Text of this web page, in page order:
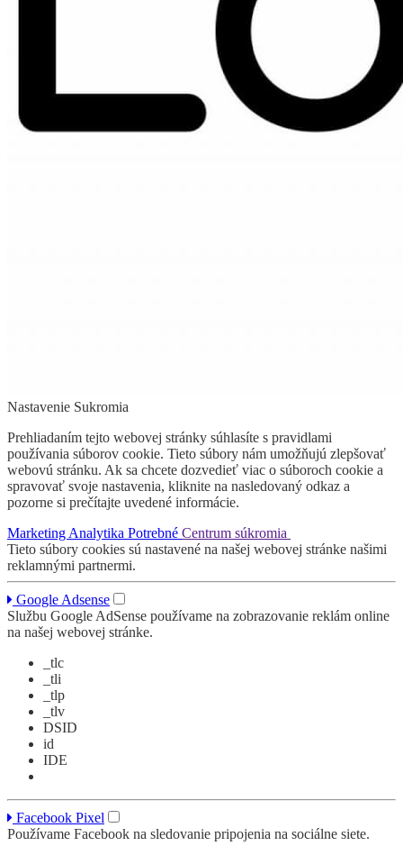
Nastavenie Sukromia
Prehliadaním tejto webovej stránky súhlasíte s pravidlami
používania súborov cookie. Tieto súbory nám umožňujú zlepšovať
webovú stránku. Ak sa chcete dozvedieť viac o súboroch cookie a
spravovať svoje nastavenia, kliknite na nasledovaný odkaz a
pozorne si prečítajte uvedené informácie.
Marketing Analytika Potrebné Centrum súkromia
Tieto súbory cookies sú nastavené na našej webovej stránke našimi
reklamnými partnermi.
Google Adsense
Službu Google AdSense používame na zobrazovanie reklám online
na našej webovej stránke.
_tlc
_tli
_tlp
_tlv
DSID
id
IDE
Facebook Pixel
Používame Facebook na sledovanie pripojenia na sociálne siete.